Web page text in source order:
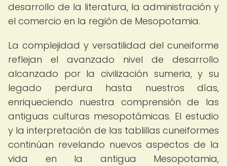
desarrollo de la literatura, la administración y
el comercio en la región de Mesopotamia.
La complejidad y versatilidad del cuneiforme
reflejan el avanzado nivel de desarrollo
alcanzado por la civilización sumeria, y su
legado perdura hasta nuestros días,
enriqueciendo nuestra comprensión de las
antiguas culturas mesopotámicas. El estudio
y la interpretación de las tablillas cuneiformes
continúan revelando nuevos aspectos de la
vida en la antigua Mesopotamia,